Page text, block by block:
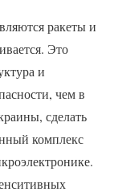
ракеты и
Это
и
чем в
сделать
комплекс